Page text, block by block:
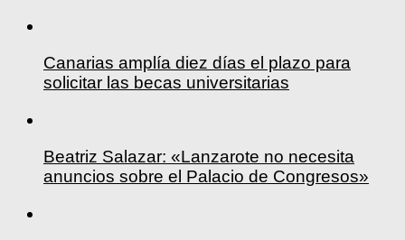
Canarias amplía diez días el plazo para
solicitar las becas universitarias
Beatriz Salazar: «Lanzarote no necesita
anuncios sobre el Palacio de Congresos»